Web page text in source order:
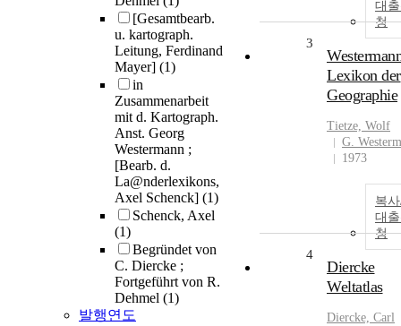
[Gesamtbearb.
u. kartograph.
Leitung, Ferdinand
Mayer] (1)
in
Zusammenarbeit
mit d. Kartograph.
Anst. Georg
Westermann ;
[Bearb. d.
La@nderlexikons,
Axel Schenck] (1)
Schenck, Axel
(1)
Begründet von
C. Diercke ;
Fortgeführt von R.
Dehmel (1)
발행연도
대
청
3
Lexikon der
Geographie
Tietze, Wolf
G.
1973
복
대
청
4
Diercke
Weltatlas
Diercke, Carl